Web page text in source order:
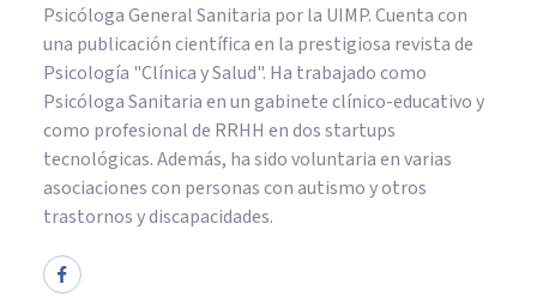
Psicóloga General Sanitaria por la UIMP. Cuenta con
una publicación científica en la prestigiosa revista de
Psicología "Clínica y Salud". Ha trabajado como
Psicóloga Sanitaria en un gabinete clínico-educativo y
como profesional de RRHH en dos startups
tecnológicas. Además, ha sido voluntaria en varias
asociaciones con personas con autismo y otros
trastornos y discapacidades.